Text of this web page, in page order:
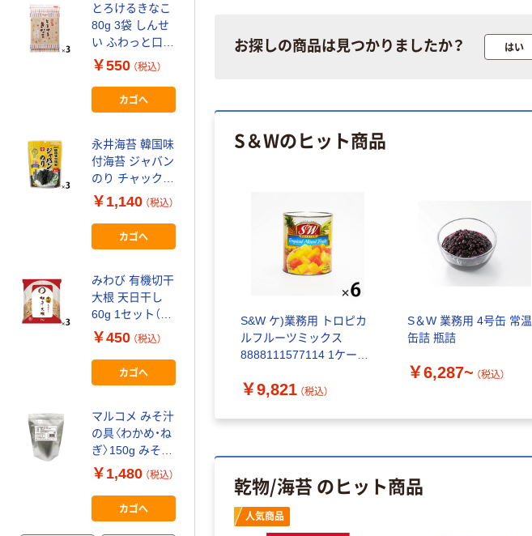
お探しの商品は見つかりましたか？ はい
S＆Wのヒット商品
S&W ケ)業務用 トロピカ
ルフルーツミックス
8888111577114 1ケース
￥9,821 （税込）
S＆W 業務用 4号缶 常温
缶詰 瓶詰
￥6,287~ （税込）
乾物/海苔 のヒット商品
人気商品
とろけるきなこ
80g 3袋 しんせ
い ふわっと口ど
けの新食感 真誠
￥550 （税込）
カゴへ
永井海苔 韓国味
付海苔 ジャバン
のり チャック付
50g 1セット（1
袋×3）
￥1,140 （税込）
カゴへ
みわび 有機切干
大根 天日干し
60g 1セット（1
袋×3）日本アク
￥450 （税込）
カゴへ
マルコメ みそ汁
の具〈わかめ・ね
ぎ〉150g みそ汁
サーバー 1個 味
噌汁の具 乾燥
￥1,480 （税込）
カゴへ
百味5袋詰合せ
ケン 海藻サラダ
マリンセレクト
カゴへ
ヤマキ かつおパ
￥258~ （税込）
い ふわっと口ど
けの新食感 真誠
カゴへ
60g 1セット（1
袋×3）日本アク
￥450
カゴへ
マルコメ みそ汁